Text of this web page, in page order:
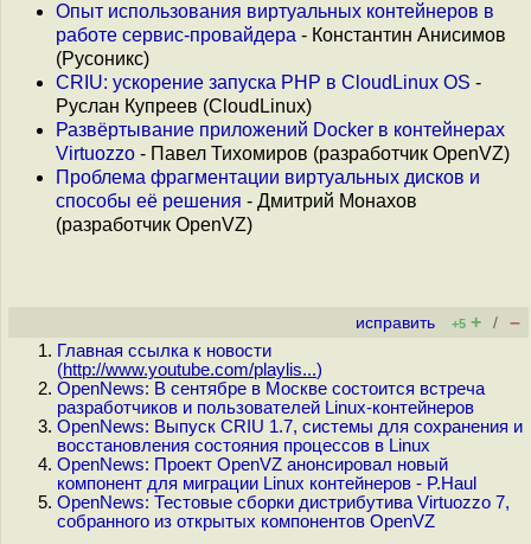
Опыт использования виртуальных контейнеров в
работе сервис-провайдера - Константин Анисимов
(Русоникс)
CRIU: ускорение запуска PHP в CloudLinux OS -
Руслан Купреев (CloudLinux)
Развёртывание приложений Docker в контейнерах
Virtuozzo - Павел Тихомиров (разработчик OpenVZ)
Проблема фрагментации виртуальных дисков и
способы её решения - Дмитрий Монахов
(разработчик OpenVZ)
исправить +5 + / –
Главная ссылка к новости
(http://www.youtube.com/playlis...)
OpenNews: В сентябре в Москве состоится встреча
разработчиков и пользователей Linux-контейнеров
OpenNews: Выпуск CRIU 1.7, системы для сохранения и
восстановления состояния процессов в Linux
OpenNews: Проект OpenVZ анонсировал новый
компонент для миграции Linux контейнеров - P.Haul
OpenNews: Тестовые сборки дистрибутива Virtuozzo 7,
собранного из открытых компонентов OpenVZ